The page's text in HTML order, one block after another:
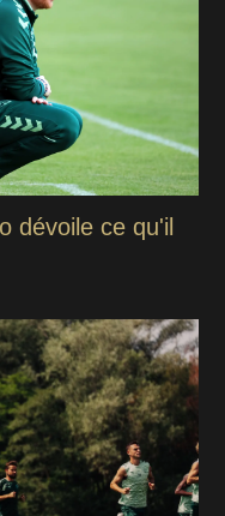
dévoile ce qu'il